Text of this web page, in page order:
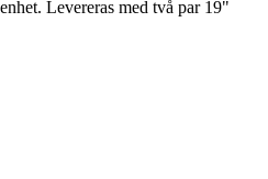
Levereras med två par 19"